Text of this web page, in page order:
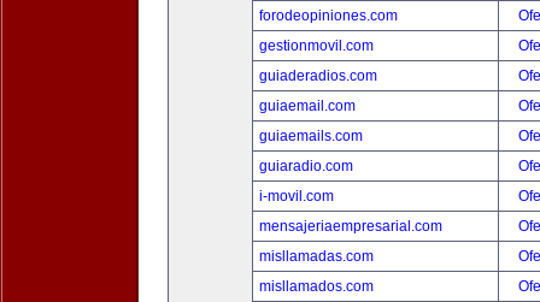
forodeopiniones.com
gestionmovil.com
guiaderadios.com
guiaemail.com
guiaemails.com
guiaradio.com
i-movil.com
mensajeriaempresarial.com
misllamadas.com
misllamados.com